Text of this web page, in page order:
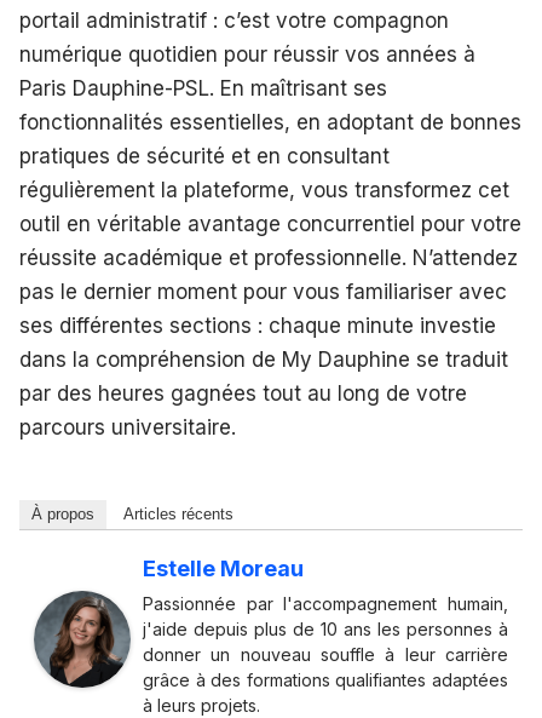
portail administratif : c’est votre compagnon
numérique quotidien pour réussir vos années à
Paris Dauphine-PSL. En maîtrisant ses
fonctionnalités essentielles, en adoptant de bonnes
pratiques de sécurité et en consultant
régulièrement la plateforme, vous transformez cet
outil en véritable avantage concurrentiel pour votre
réussite académique et professionnelle. N’attendez
pas le dernier moment pour vous familiariser avec
ses différentes sections : chaque minute investie
dans la compréhension de My Dauphine se traduit
par des heures gagnées tout au long de votre
parcours universitaire.
À propos Articles récents
Estelle Moreau
Passionnée par l'accompagnement humain,
j'aide depuis plus de 10 ans les personnes à
donner un nouveau souffle à leur carrière
grâce à des formations qualifiantes adaptées
à leurs projets.